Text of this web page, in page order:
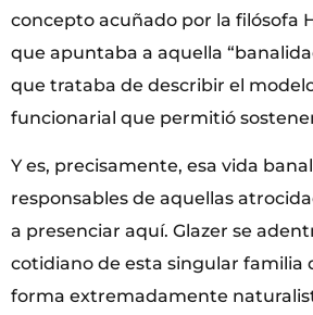
concepto acuñado por la filósofa
que apuntaba a aquella
que trataba de describir el
funcionarial que permitió
Y es, precisamente, esa vida
responsables de aquellas
a presenciar aquí. Glazer se
cotidiano de esta singular familia
forma extremadamente